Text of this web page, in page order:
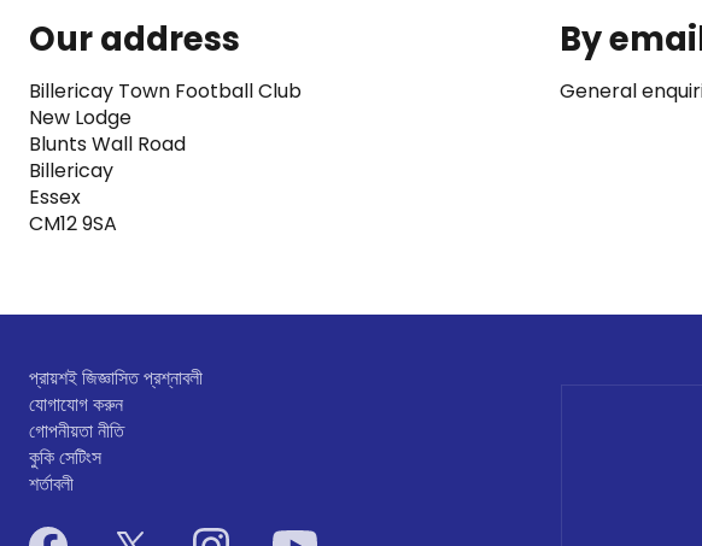
Our address
Billericay Town Football Club
New Lodge
Blunts Wall Road
Billericay
Essex
CM12 9SA
By
General
প্রায়শই জিজ্ঞাসিত প্রশ্নাবলী
যোগাযোগ করুন
গোপনীয়তা নীতি
কুকি সেটিংস
শর্তাবলী